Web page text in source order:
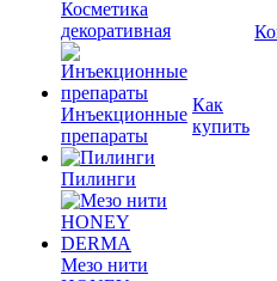
Косметика
декоративная
Инъекционные
препараты
Пилинги
Мезо нити
Как
купить